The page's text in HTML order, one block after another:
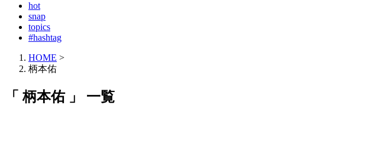
hot
snap
topics
#hashtag
HOME >
柄本佑
「 柄本佑 」 一覧